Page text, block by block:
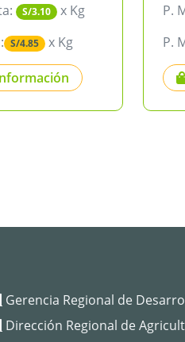
x Kg
x Kg
P.
P.
Gerencia Regional de
Dirección Regional de